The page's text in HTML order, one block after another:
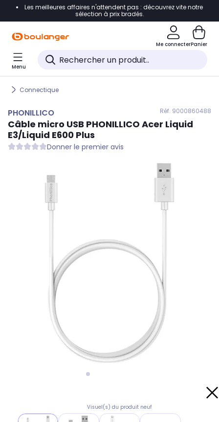
Accéder directement à la navigation
Accéder directement au pied de page
Accéder directement au chatbot
Les meilleures affaires n'attendent pas : découvrez vite notre
sélection à prix bradés.
Me connecterPanier
Menu
Connectique
PHONILLICO Réf. 9000860488
Câble micro USB PHONILLICO Acer Liquid
E3/Liquid E600 Plus
Donner le premier avis
Visuel(s) du produit neuf